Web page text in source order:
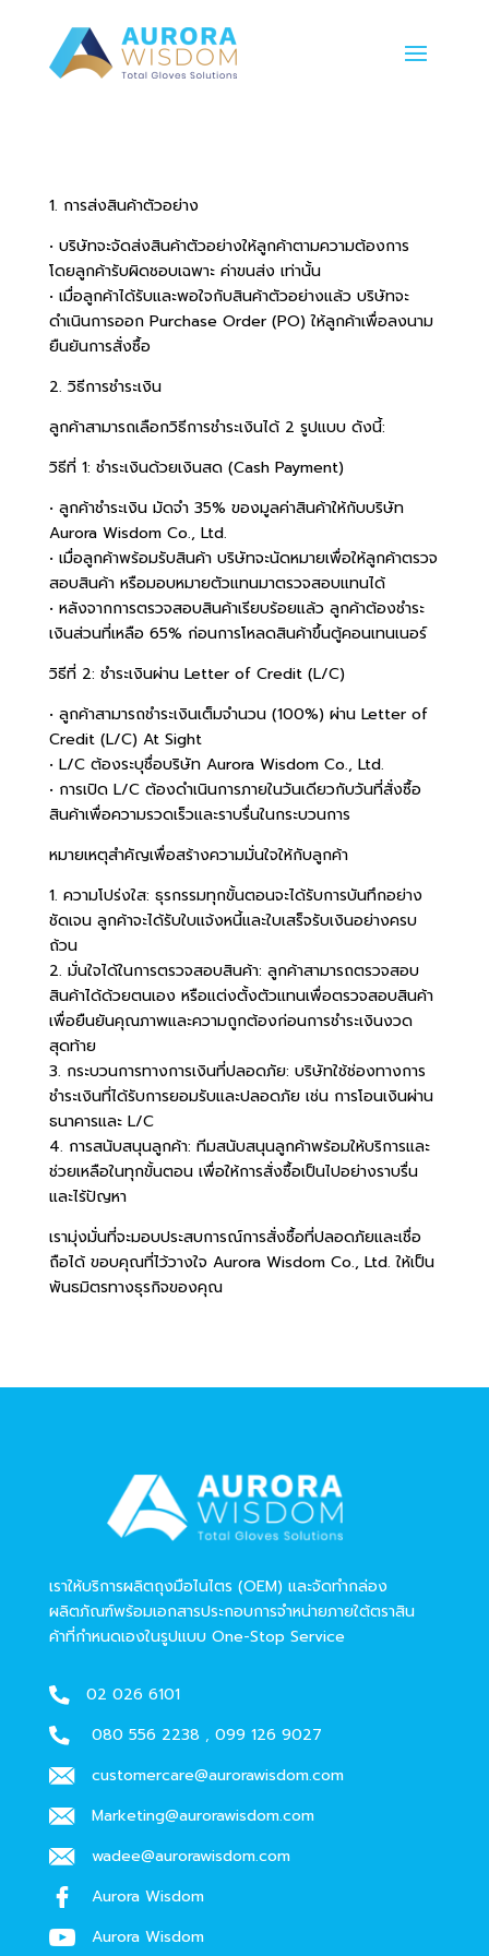
1. การส่งสินค้าตัวอย่าง
• บริษัทจะจัดส่งสินค้าตัวอย่างให้ลูกค้าตามความต้องการ
โดยลูกค้ารับผิดชอบเฉพาะ ค่าขนส่ง เท่านั้น
• เมื่อลูกค้าได้รับและพอใจกับสินค้าตัวอย่างแล้ว บริษัทจะ
ดำเนินการออก Purchase Order (PO) ให้ลูกค้าเพื่อลงนาม
ยืนยันการสั่งซื้อ
2. วิธีการชำระเงิน
ลูกค้าสามารถเลือกวิธีการชำระเงินได้ 2 รูปแบบ ดังนี้:
วิธีที่ 1: ชำระเงินด้วยเงินสด (Cash Payment)
• ลูกค้าชำระเงิน มัดจำ 35% ของมูลค่าสินค้าให้กับบริษัท
Aurora Wisdom Co., Ltd.
• เมื่อลูกค้าพร้อมรับสินค้า บริษัทจะนัดหมายเพื่อให้ลูกค้าตรวจ
สอบสินค้า หรือมอบหมายตัวแทนมาตรวจสอบแทนได้
• หลังจากการตรวจสอบสินค้าเรียบร้อยแล้ว ลูกค้าต้องชำระ
เงินส่วนที่เหลือ 65% ก่อนการโหลดสินค้าขึ้นตู้คอนเทนเนอร์
วิธีที่ 2: ชำระเงินผ่าน Letter of Credit (L/C)
• ลูกค้าสามารถชำระเงินเต็มจำนวน (100%) ผ่าน Letter of
Credit (L/C) At Sight
• L/C ต้องระบุชื่อบริษัท Aurora Wisdom Co., Ltd.
• การเปิด L/C ต้องดำเนินการภายในวันเดียวกับวันที่สั่งซื้อ
สินค้าเพื่อความรวดเร็วและราบรื่นในกระบวนการ
หมายเหตุสำคัญเพื่อสร้างความมั่นใจให้กับลูกค้า
1. ความโปร่งใส: ธุรกรรมทุกขั้นตอนจะได้รับการบันทึกอย่าง
ชัดเจน ลูกค้าจะได้รับใบแจ้งหนี้และใบเสร็จรับเงินอย่างครบ
ถ้วน
2. มั่นใจได้ในการตรวจสอบสินค้า: ลูกค้าสามารถตรวจสอบ
สินค้าได้ด้วยตนเอง หรือแต่งตั้งตัวแทนเพื่อตรวจสอบสินค้า
เพื่อยืนยันคุณภาพและความถูกต้องก่อนการชำระเงินงวด
สุดท้าย
3. กระบวนการทางการเงินที่ปลอดภัย: บริษัทใช้ช่องทางการ
ชำระเงินที่ได้รับการยอมรับและปลอดภัย เช่น การโอนเงินผ่าน
ธนาคารและ L/C
4. การสนับสนุนลูกค้า: ทีมสนับสนุนลูกค้าพร้อมให้บริการและ
ช่วยเหลือในทุกขั้นตอน เพื่อให้การสั่งซื้อเป็นไปอย่างราบรื่น
และไร้ปัญหา
เรามุ่งมั่นที่จะมอบประสบการณ์การสั่งซื้อที่ปลอดภัยและเชื่อ
ถือได้ ขอบคุณที่ไว้วางใจ Aurora Wisdom Co., Ltd. ให้เป็น
พันธมิตรทางธุรกิจของคุณ
เราให้บริการผลิตถุงมือไนไตร (OEM) และจัดทำกล่อง
ผลิตภัณฑ์พร้อมเอกสารประกอบการจำหน่ายภายใต้ตราสิน
ค้าที่กำหนดเองในรูปแบบ One-Stop Service
02 026 6101
080 556 2238 , 099 126 9027
customercare@aurorawisdom.com
Marketing@aurorawisdom.com
wadee@aurorawisdom.com
Aurora Wisdom
Aurora Wisdom